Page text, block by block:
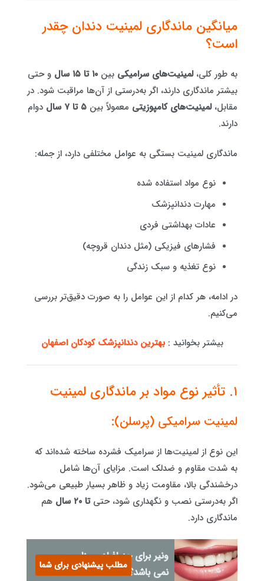
میانگین ماندگاری لمینیت دندان چقدر
است؟
به طور کلی،لمینیت‌های سرامیکی بین ۱۰ تا ۱۵ سال
و حتی
بیشتر ماندگاری دارند، اگر به‌درستی از آن‌ها مراقبت شود. در
مقابل،لمینیت‌های کامپوزیتی معمولاً بین ۵ تا ۷ سال
دوام
دارند.
ماندگاری لمینیت بستگی به عوامل مختلفی دارد، از جمله:
نوع مواد استفاده شده
مهارت دندانپزشک
عادات بهداشتی فردی
فشارهای فیزیکی (مثل دندان قروچه)
نوع تغذیه و سبک زندگی
در ادامه، هر کدام از این عوامل را به صورت دقیق‌تر بررسی
می‌کنیم.
بیشتر بخوانید : بهترین دندانپزشک کودکان اصفهان
۱. تأثیر نوع مواد بر ماندگاری لمینیت
لمینیت سرامیکی (پرسلن):
این نوع از لمینیت‌ها از سرامیک فشرده ساخته شده‌اند که
به شدت مقاوم و ضدلک است. مزایای آن‌ها شامل
درخشندگی بالا، مقاومت زیاد و ظاهر بسیار طبیعی می‌شود.
اگر به‌درستی نصب و نگهداری شود، حتیتا ۲۰ سال
هم
ماندگاری دارد.
ونیر برای چه افرادی مناسب
نمی باشد؟مطلب پیشنهادی برای شما